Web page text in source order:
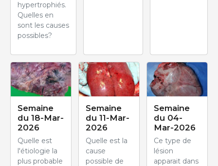
hypertrophiés.
Quelles en
sont les causes
possibles?
Semaine
du 18-Mar-
2026
Quelle est
l'étiologie la
plus probable
Semaine
du 11-Mar-
2026
Quelle est la
cause
possible de
Semaine
du 04-
Mar-2026
Ce type de
lésion
apparait dans